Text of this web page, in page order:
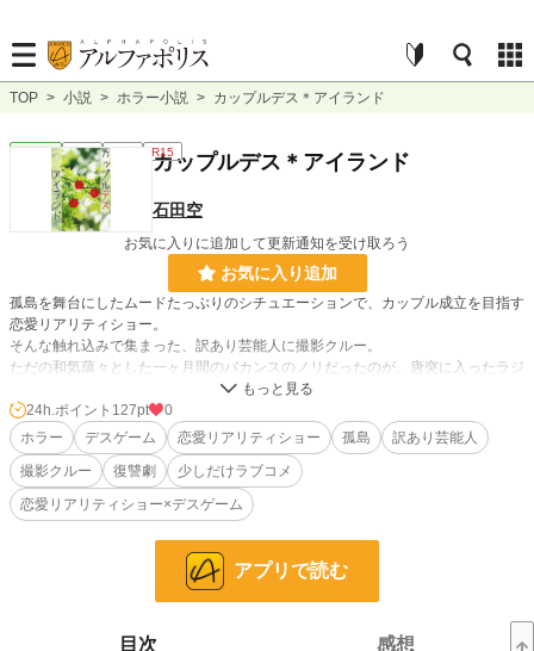
TOP > 小説 > ホラー小説 > カップルデス＊アイランド
ホラー 完結 R15
カップルデス＊アイランド
石田空
お気に入りに追加して更新通知を受け取ろう
お気に入り追加
孤島を舞台にしたムードたっぷりのシチュエーションで、カップル成立を目指す
恋愛リアリティショー。
そんな触れ込みで集まった、訳あり芸能人に撮影クルー。
ただの和気藹々とした一ヶ月間のバカンスのノリだったのが、唐突に入ったラジ
【鉾立刑務所から、死刑囚が脱獄しました】
撮影キャストの安全のために一旦本土に帰るように訴えに行くが、この番組のプ
ロデューサーの死体が見つかってしまう。
死刑囚はどこに紛れ込んだのか？ 安全圏は誰なのか？ そもそも悠長に撮影し
一ヶ月間のバカンスは、疑心暗鬼のデスゲームへと変貌していく。
24h.ポイント 127pt
0
ホラー
デスゲーム 恋愛リアリティショー 孤島
訳あり芸能人
撮影クルー
復讐劇
少しだけラブコメ
恋愛リアリティショー×デスゲーム
アプリで読む
目次 感想